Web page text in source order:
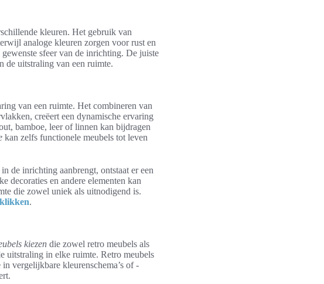
kleuren. Het gebruik van
analoge kleuren zorgen voor rust en
sfeer van de inrichting. De juiste
de uitstraling van een ruimte.
van een ruimte. Het combineren van
creëert een dynamische ervaring
bamboe, leer of linnen kan bijdragen
kan zelfs functionele meubels tot leven
de inrichting aanbrengt, ontstaat er een
decoraties en andere elementen kan
die zowel uniek als uitnodigend is.
.
kiezen die zowel retro meubels als
uitstraling in elke ruimte. Retro meubels
vergelijkbare kleurenschema’s of -